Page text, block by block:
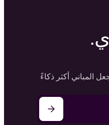
المباني أكثر ذكاءً